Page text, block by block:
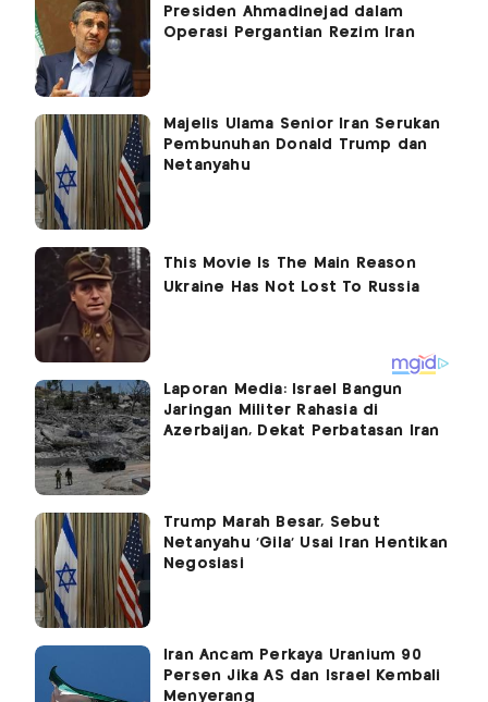
Presiden Ahmadinejad dalam
Operasi Pergantian Rezim Iran
Majelis Ulama Senior Iran Serukan
Pembunuhan Donald Trump dan
Netanyahu
Laporan Media: Israel Bangun
Jaringan Militer Rahasia di
Azerbaijan, Dekat Perbatasan Iran
Trump Marah Besar, Sebut
Netanyahu ‘Gila' Usai Iran Hentikan
Negosiasi
Iran Ancam Perkaya Uranium 90
Persen Jika AS dan Israel Kembali
Menyerang